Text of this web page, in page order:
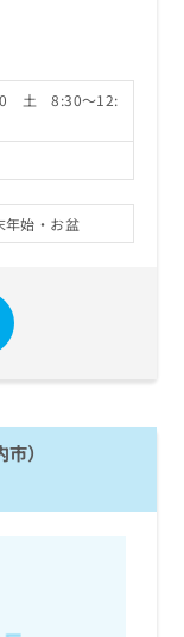
土 8:30～12:
年始・お盆
）